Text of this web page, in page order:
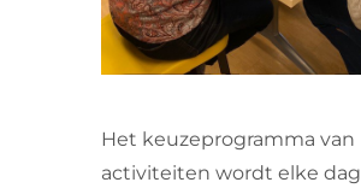
Het keuzeprogramma van
activiteiten wordt elke dag